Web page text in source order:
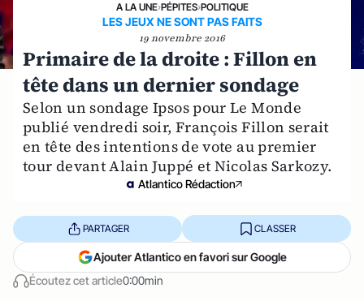
A LA UNE›PÉPITES›POLITIQUE
LES JEUX NE SONT PAS FAITS
19 novembre 2016
Primaire de la droite : Fillon en
tête dans un dernier sondage
Selon un sondage Ipsos pour Le Monde
publié vendredi soir, François Fillon serait
en tête des intentions de vote au premier
tour devant Alain Juppé et Nicolas Sarkozy.
Atlantico Rédaction
Écoutez cet article0:00min
PARTAGER CLASSER
Ajouter Atlantico en favori sur Google